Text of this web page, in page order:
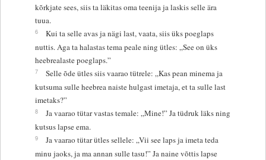
kõrkjate sees, siis ta läkitas oma teenija ja laskis selle ära
tuua.
6
Kui ta selle avas ja nägi last, vaata, siis üks poeglaps
nuttis. Aga ta halastas tema peale ning ütles: „See on üks
heebrealaste poeglaps.”
7
Selle õde ütles siis vaarao tütrele: „Kas pean minema ja
kutsuma sulle heebrea naiste hulgast imetaja, et ta sulle last
imetaks?”
8
Ja vaarao tütar vastas temale: „Mine!” Ja tüdruk läks ning
kutsus lapse ema.
9
Ja vaarao tütar ütles sellele: „Vii see laps ja imeta teda
minu jaoks, ja ma annan sulle tasu!” Ja naine võttis lapse